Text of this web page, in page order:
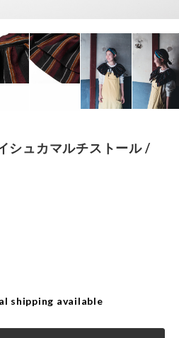
ュカマルチストール /
shipping available